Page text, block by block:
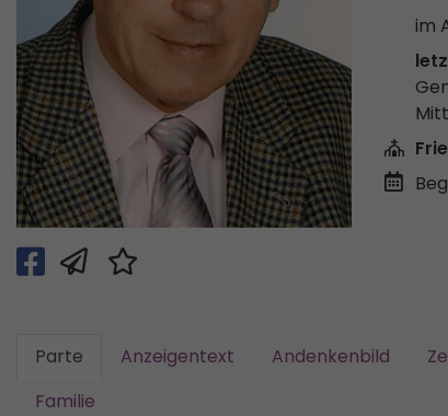
im
Parte Anzeigentext Andenkenbild
Familie